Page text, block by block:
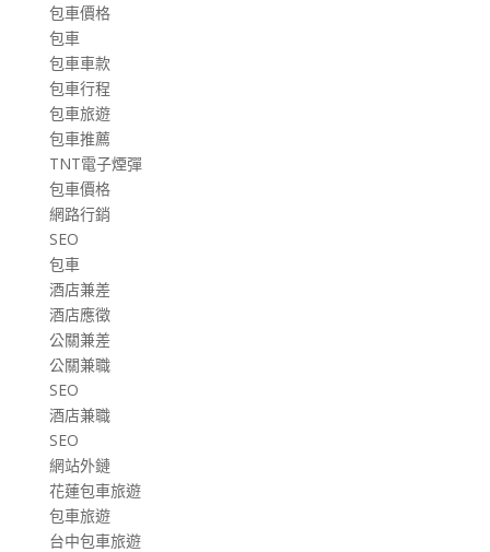
包車價格
包車
包車車款
包車行程
包車旅遊
包車推薦
TNT電子煙彈
包車價格
網路行銷
SEO
包車
酒店兼差
酒店應徵
公關兼差
公關兼職
SEO
酒店兼職
SEO
網站外鏈
花蓮包車旅遊
包車旅遊
台中包車旅遊